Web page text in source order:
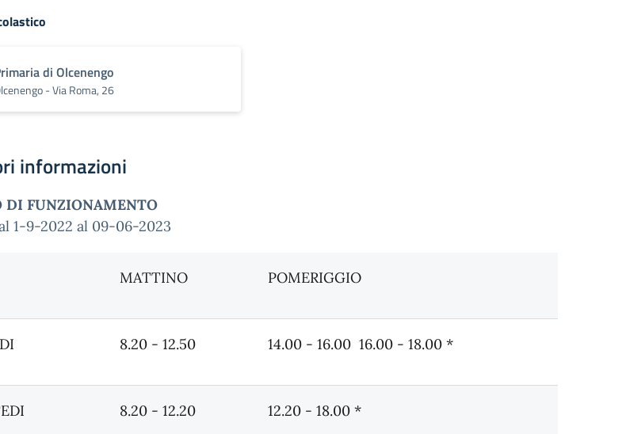
di Olcenengo
- Via Roma, 26
informazioni
DI FUNZIONAMENTO
1-9-2022 al 09-06-2023
MATTINO POMERIGGIO
8.20 - 12.50 14.00 - 16.00 16.00 - 18.00 *
8.20 - 12.20 12.20 - 18.00 *